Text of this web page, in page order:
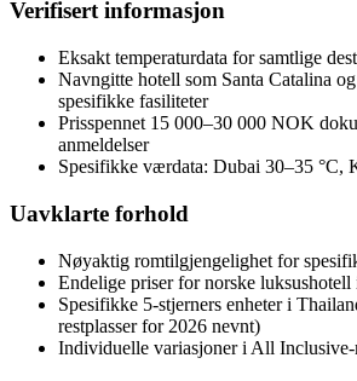
Verifisert informasjon
Eksakt temperaturdata for samtlige
Navngitte hotell som Santa Catalina
spesifikke fasiliteter
Prisspennet 15 000–30 000 NOK
anmeldelser
Spesifikke værdata: Dubai 30–35 °C,
Uavklarte forhold
Nøyaktig romtilgjengelighet for
Endelige priser for norske luksushotell
Spesifikke 5-stjerners enheter i
restplasser for 2026 nevnt)
Individuelle variasjoner i All